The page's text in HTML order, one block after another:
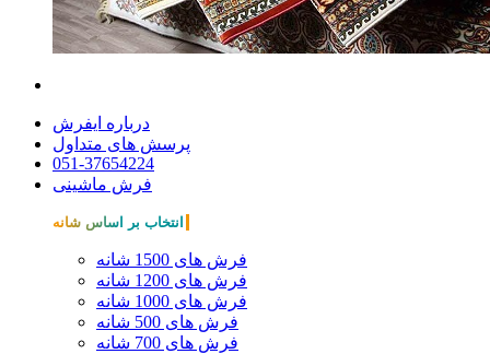
درباره ایفرش
پرسش های متداول
051-37654224
فرش ماشینی
انتخاب بر اساس شانه
فرش های 1500 شانه
فرش های 1200 شانه
فرش های 1000 شانه
فرش های 500 شانه
فرش های 700 شانه